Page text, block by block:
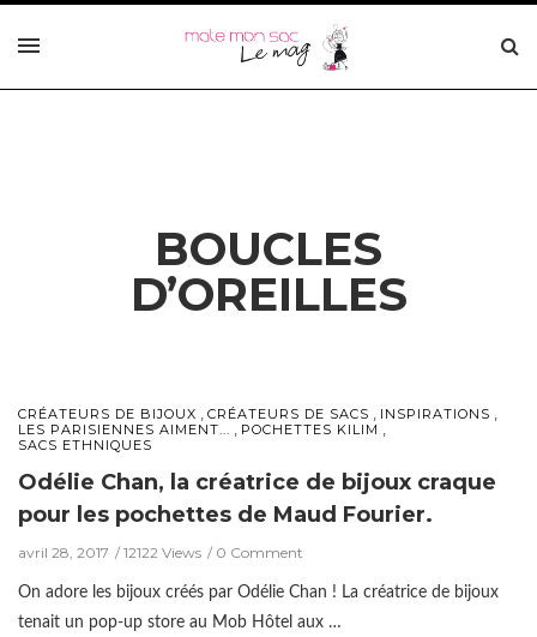
BOUCLES
D’OREILLES
CRÉATEURS DE BIJOUX CRÉATEURS DE SACS INSPIRATIONS
LES PARISIENNES AIMENT... POCHETTES KILIM
SACS ETHNIQUES
Odélie Chan, la créatrice de bijoux craque
pour les pochettes de Maud Fourier.
avril 28, 2017 12122 Views 0 Comment
On adore les bijoux créés par Odélie Chan ! La créatrice de bijoux
tenait un pop-up store au Mob Hôtel aux …